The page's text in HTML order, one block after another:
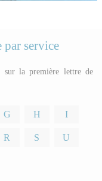
par service
sur la première lettre de
G H I
R S U